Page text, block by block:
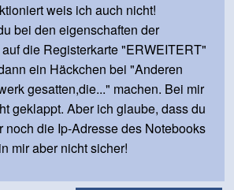
weis ich auch nicht!
bei den eigenschaften der
die Registerkarte "ERWEITERT"
ein Häckchen bei "Anderen
gesatten,die..." machen. Bei mir
geklappt. Aber ich glaube, dass du
noch die Ip-Adresse des Notebooks
mir aber nicht sicher!